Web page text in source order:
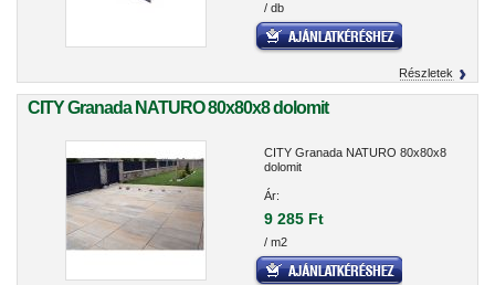
/ db
Részletek
CITY Granada NATURO 80x80x8 dolomit
CITY Granada NATURO 80x80x8
dolomit
Ár:
9 285 Ft
/ m2